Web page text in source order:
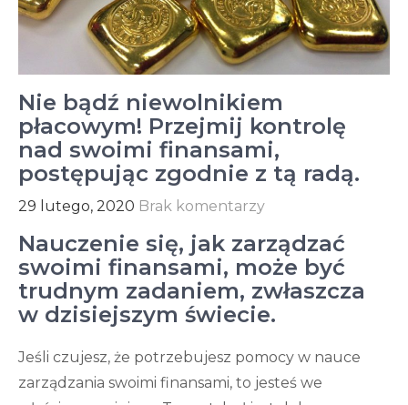
Nie bądź niewolnikiem
płacowym! Przejmij kontrolę
nad swoimi finansami,
postępując zgodnie z tą radą.
29 lutego, 2020 Brak komentarzy
Nauczenie się, jak zarządzać
swoimi finansami, może być
trudnym zadaniem, zwłaszcza
w dzisiejszym świecie.
Jeśli czujesz, że potrzebujesz pomocy w nauce
zarządzania swoimi finansami, to jesteś we